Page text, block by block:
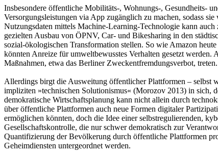
Insbesondere öffentliche Mobilitäts-, Wohnungs-, Gesundheits-
Versorgungsleistungen via App zugänglich zu machen, sodass
Nutzungsdaten mittels Machine-Learning-Technologie kann
gezielten Ausbau von ÖPNV, Car- und Bikesharing in den
sozial-ökologischen Transformation stellen. So wie Amazon
könnten Anreize für umweltbewusstes Verhalten gesetzt
Maßnahmen, etwa das Berliner Zweckentfremdungsverbot, treten.
Allerdings birgt die Ausweitung öffentlicher Plattformen – selbst
impliziten »technischen Solutionismus« (Morozov 2013) in sich,
demokratische Wirtschaftsplanung kann nicht allein durch
über öffentliche Plattformen auch neue Formen digitaler
ermöglichen könnten, doch die Idee einer selbstregulierenden,
Gesellschaftskontrolle, die nur schwer demokratisch zur
Quantifizierung der Bevölkerung durch öffentliche Plattformen
Geheimdiensten untergeordnet werden.